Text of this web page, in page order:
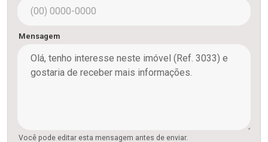
Mensagem
Você pode editar esta mensagem antes de enviar.